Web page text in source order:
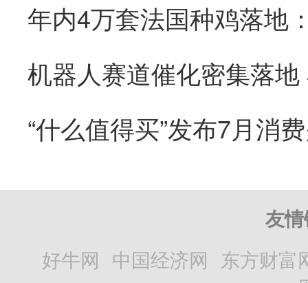
“什么值得买”发布7月消
友
好牛网 中国经济网 东方财富